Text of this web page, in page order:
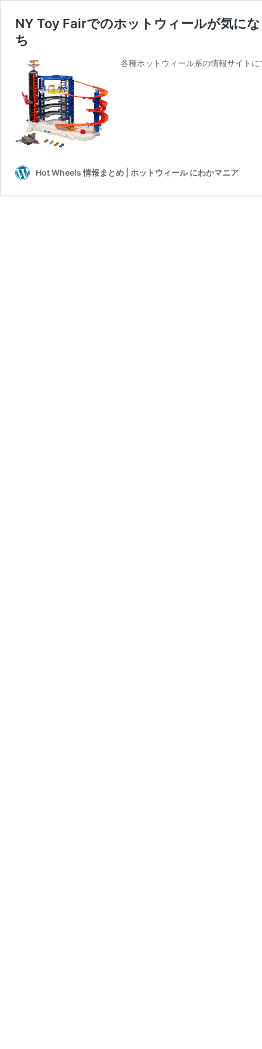
NY Toy Fairでのホットウィールが気に
ち
各種ホットウィール系の情報サイト
Hot Wheels 情報まとめ | ホットウィール にわかマニア